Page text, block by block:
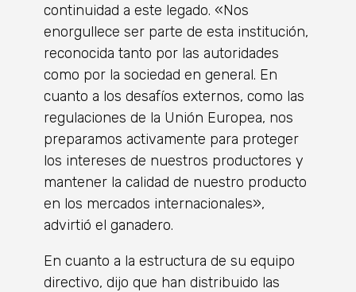
continuidad a este legado. «Nos
enorgullece ser parte de esta institución,
reconocida tanto por las autoridades
como por la sociedad en general. En
cuanto a los desafíos externos, como las
regulaciones de la Unión Europea, nos
preparamos activamente para proteger
los intereses de nuestros productores y
mantener la calidad de nuestro producto
en los mercados internacionales»,
advirtió el ganadero.
En cuanto a la estructura de su equipo
directivo, dijo que han distribuido las